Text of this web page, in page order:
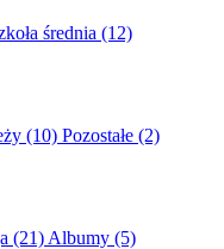
średnia (12)
(10) Pozostałe (2)
(21) Albumy (5)